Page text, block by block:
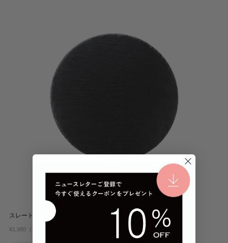
スレート 丸トレー20cm
¥1,980（税込）